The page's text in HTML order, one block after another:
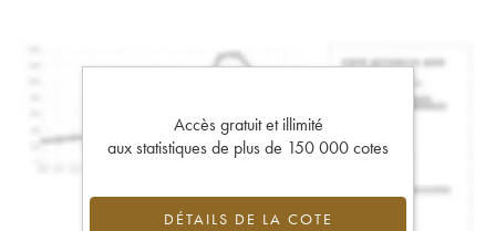
Accès gratuit et illimité
aux statistiques de plus de 150 000 cotes
DÉTAILS DE LA COTE